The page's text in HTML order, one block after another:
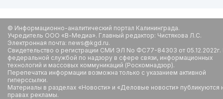
© Информационно-аналитический портал Калининграда.
Учредитель ООО «В-Медиа». Главный редактор: Чистякова Л.С.
Электронная почта: news@kgd.ru.
Свидетельство о регистрации СМИ ЭЛ No ФС77-84303 от
федеральной службой по надзору в сфере связи, информационных
технологий и массовых коммуникаций (Роскомнадзор).
Перепечатка информации возможна только с указанием активной
гиперссылки.
Материалы в разделах «Новости» и «Деловые новости» публикуются
правах рекламы.